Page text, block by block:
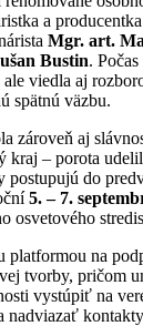
a producentka
Mgr. art.
Bustin.
viedla aj
spätnú väzbu.
zároveň aj
kraj – porota
postupujú do
5. – 7.
osvetového
platformou na
tvorby, pričom
vystúpiť na
nadviazať